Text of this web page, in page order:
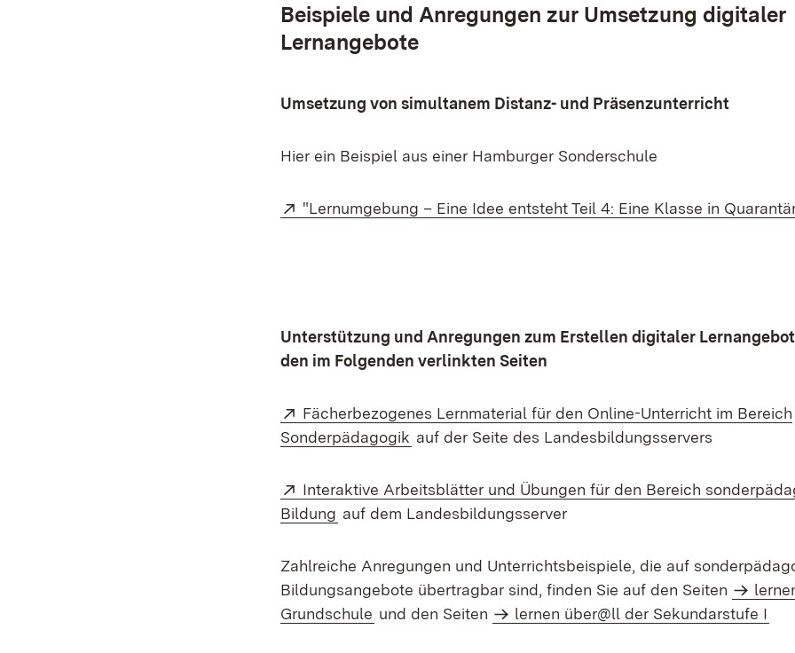
Beispiele und Anregungen zur Umsetzung digitaler
Lernangebote
Umsetzung von simultanem Distanz- und Präsenzunterricht
Hier ein Beispiel aus einer Hamburger Sonderschule
External:
"Lernumgebung – Eine Idee entsteht Teil 4: Eine Klasse in
Unterstützung und Anregungen zum Erstellen digitaler
den im Folgenden verlinkten Seiten
External:
Fächerbezogenes Lernmaterial für den Online-Unterricht im Bereich
Sonderpädagogik (Opens in new window)
auf der Seite des Landesbildungsservers
External:
Interaktive Arbeitsblätter und Übungen für den Bereich
Bildung (Opens in new window)
auf dem Landesbildungsserver
Zahlreiche Anregungen und Unterrichtsbeispiele, die auf
Bildungsangebote übertragbar sind, finden Sie auf den Seiten
Grundschule und den Seiten lernen über@ll der Sekundarstufe I